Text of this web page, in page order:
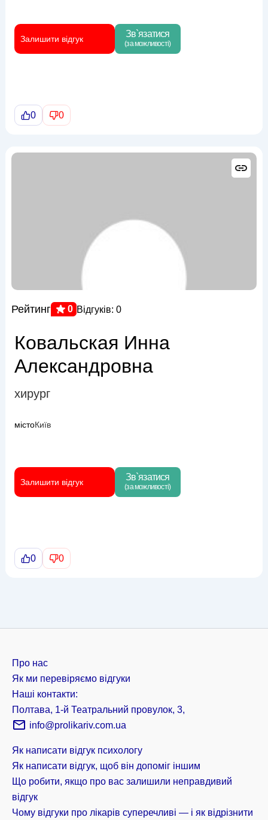
Залишити відгук Зв`язатися
(за можливості)
0 0
Рейтинг 0 Відгуків: 0
Ковальская Инна
Александровна
хирург
містоКиїв
Залишити відгук Зв`язатися
(за можливості)
0 0
Про нас
Як ми перевіряємо відгуки
Наші контакти:
Полтава, 1-й Театральний провулок, 3,
info@prolikariv.com.ua
Як написати відгук психологу
Як написати відгук, щоб він допоміг іншим
Що робити, якщо про вас залишили неправдивий
відгук
Чому відгуки про лікарів суперечливі — і як відрізнити